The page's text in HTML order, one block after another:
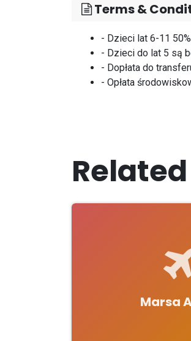
Terms &
- Dzieci lat 6-11
- Dzieci do lat 5 są
- Dopłata do
- Opłata
Marsa